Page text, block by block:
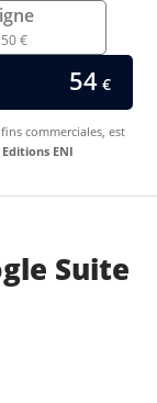
50 €
54€
commerciales, est
ENI
Suite